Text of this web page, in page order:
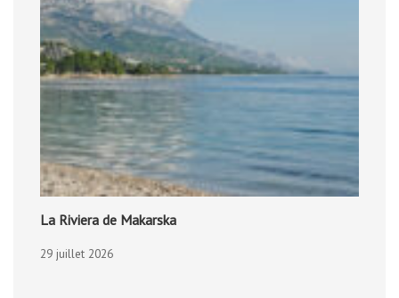
La Riviera de Makarska
29 juillet 2026